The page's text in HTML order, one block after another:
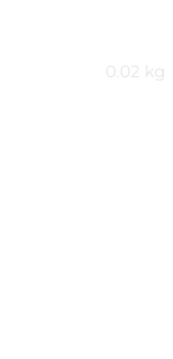
0.02 kg